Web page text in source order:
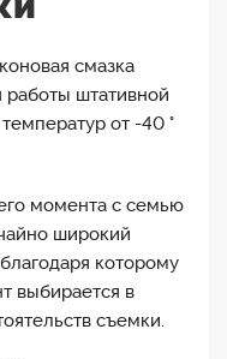
что
даже
отпущена из
усиливается при
по
натяжение
благодаря
головы, которая
смазка
работы штативной
от -40 °
момента с семью
широкий
которому
выбирается в
съемки.